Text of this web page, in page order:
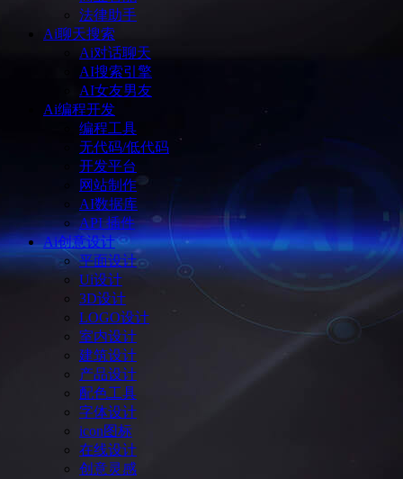
法律助手
Ai聊天搜索
Ai对话聊天
AI搜索引擎
AI女友男友
Ai编程开发
编程工具
无代码/低代码
开发平台
网站制作
AI数据库
API 插件
Ai创意设计
平面设计
Ui设计
3D设计
LOGO设计
室内设计
建筑设计
产品设计
配色工具
字体设计
icon图标
在线设计
创意灵感